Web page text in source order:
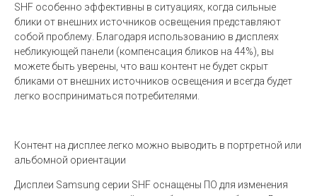
SHF особенно эффективны в ситуациях, когда сильные
блики от внешних источников освещения представляют
собой проблему. Благодаря использованию в дисплеях
небликующей панели (компенсация бликов на 44%), вы
можете быть уверены, что ваш контент не будет скрыт
бликами от внешних источников освещения и всегда будет
легко восприниматься потребителями.
Контент на дисплее легко можно выводить в портретной или
альбомной ориентации
Дисплеи Samsung серии SHF оснащены ПО для изменения